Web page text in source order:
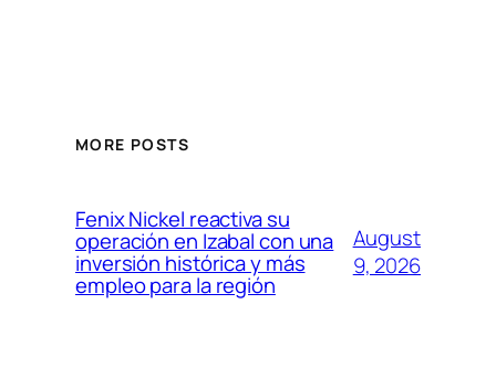
MORE POSTS
Fenix Nickel reactiva su
operación en Izabal con una
inversión histórica y más
empleo para la región
August
9, 2026